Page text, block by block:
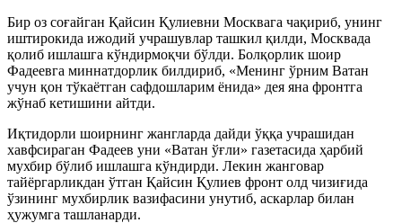
Бир оз соғайган Қайсин Қулиевни Москвага чақириб, унинг
иштирокида ижодий учрашувлар ташкил қилди, Москвада
қолиб ишлашга кўндирмоқчи бўлди. Болқорлик шоир
Фадеевга миннатдорлик билдириб, «Менинг ўрним Ватан
учун қон тўкаётган сафдошларим ёнида» дея яна фронтга
жўнаб кетишини айтди.
Иқтидорли шоирнинг жангларда дайди ўққа учрашидан
хавфсираган Фадеев уни «Ватан ўғли» газетасида ҳарбий
мухбир бўлиб ишлашга кўндирди. Лекин жанговар
тайёргарликдан ўтган Қайсин Қулиев фронт олд чизиғида
ўзининг мухбирлик вазифасини унутиб, аскарлар билан
ҳужумга ташланарди.